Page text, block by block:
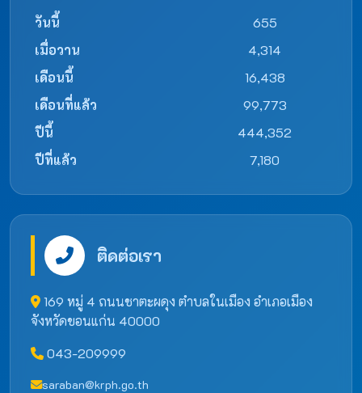
วันนี้
655
เมื่อวาน
4,314
เดือนนี้
16,438
เดือนที่แล้ว
99,773
ปีนี้
444,352
ปีที่แล้ว
7,180
ติดต่อเรา
169 หมู่ 4 ถนนชาตะผดุง ตำบลในเมือง อำเภอเมือง
จังหวัดขอนแก่น 40000
043-209999
saraban@krph.go.th